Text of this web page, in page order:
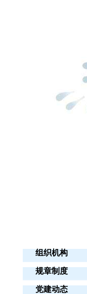
组织机构
规章制度
党建动态